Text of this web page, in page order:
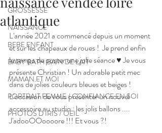
GROSSESSE
NAISSANCE
BEBE ENFANT
BABY BATH BAIN DE LAIT
MAMAN ET MOI
PORTRAIT FEMME / CONFIANCE EN SOI
PHOTOS D IRIS / OEIL
atlantique
L'année 2021 a commencé depuis un moment
et sur les chapeaux de roues !  Je prend enfin
le temps de poster une jolie séance ♥ Je vous
présente Christian ! Un adorable petit mec
dans de jolies couleurs bleues et beiges !
L'occasion de vous présenter un nouvel
accessoire au studio : les jolis ballons ....
J'adooOOoooore !!! Et vous ?!